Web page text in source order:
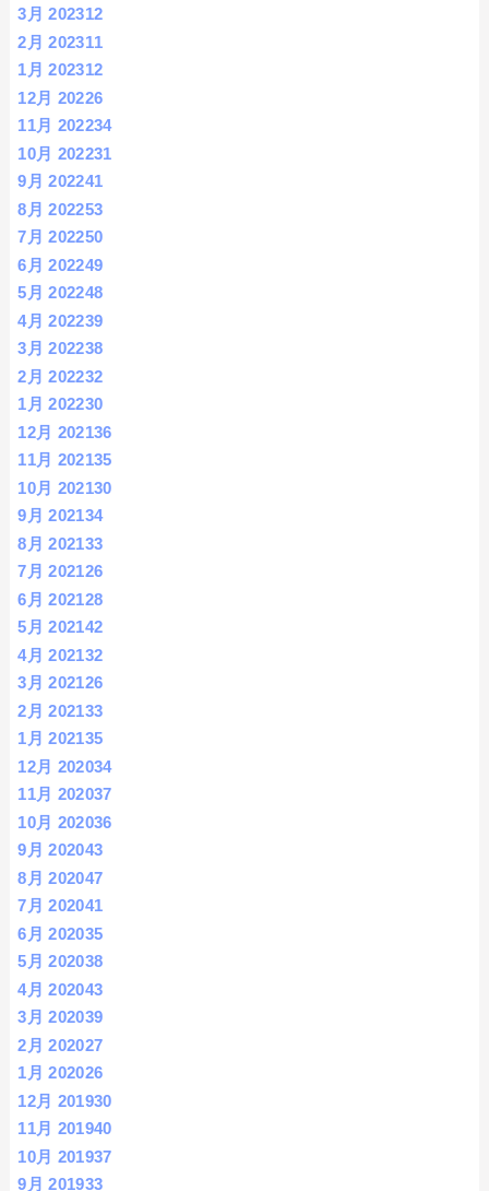
3月 202312
2月 202311
1月 202312
12月 20226
11月 202234
10月 202231
9月 202241
8月 202253
7月 202250
6月 202249
5月 202248
4月 202239
3月 202238
2月 202232
1月 202230
12月 202136
11月 202135
10月 202130
9月 202134
8月 202133
7月 202126
6月 202128
5月 202142
4月 202132
3月 202126
2月 202133
1月 202135
12月 202034
11月 202037
10月 202036
9月 202043
8月 202047
7月 202041
6月 202035
5月 202038
4月 202043
3月 202039
2月 202027
1月 202026
12月 201930
11月 201940
10月 201937
9月 201933